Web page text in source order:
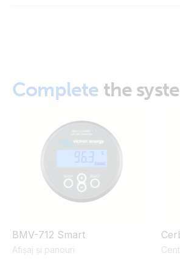
MultiPlus 12/2000/80 230V (bottom
MultiPlus 12/2000/80 230V
MultiPlus 12/2000/80 230V (bottom
MultiPlus 12/2000/80 230V (bottom)
MultiPlus 12/2000/80 230V (left)
Complete the
BMV-712 Smart
Afișaj și panouri